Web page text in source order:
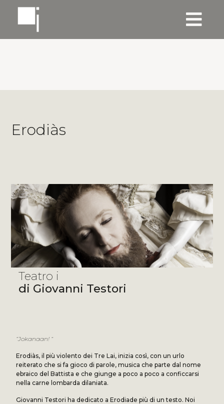
Erodiàs
Teatro i
di Giovanni Testori
“Jokanaan! “
Erodiàs, il più violento dei Tre Lai, inizia così, con un urlo
reiterato che si fa gioco di parole, musica che parte dal nome
ebraico del Battista e che giunge a poco a poco a conficcarsi
nella carne lombarda dilaniata.
Giovanni Testori ha dedicato a Erodiade più di un testo. Noi